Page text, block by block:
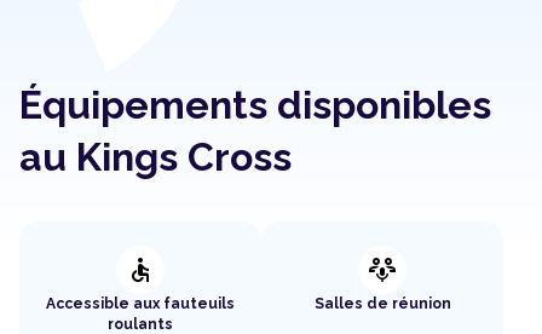
Équipements disponibles
au Kings Cross
accessible
Accessible aux fauteuils
roulants
adaptive_audio_mic
Salles de réunion